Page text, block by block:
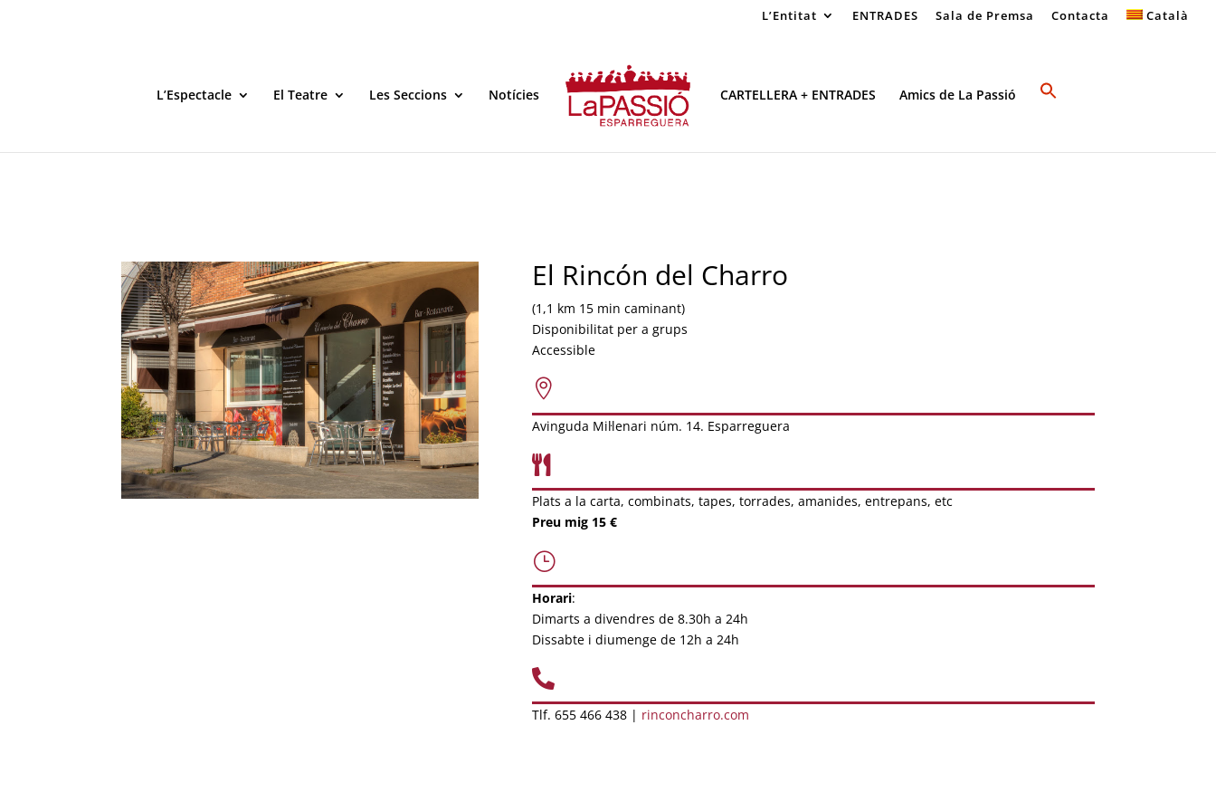
L’Entitat ENTRADES Sala de Premsa Contacta Català
L’Espectacle El Teatre Les Seccions Notícies CARTELLERA + ENTRADES Amics de La Passió
El Rincón del Charro
(1,1 km 15 min caminant)
Disponibilitat per a grups
Accessible

Avinguda Mil·lenari núm. 14. Esparreguera

Plats a la carta, combinats, tapes, torrades, amanides, entrepans, etc
Preu mig 15 €
}
Horari:
Dimarts a divendres de 8.30h a 24h
Dissabte i diumenge de 12h a 24h

Tlf. 655 466 438 | rinconcharro.com